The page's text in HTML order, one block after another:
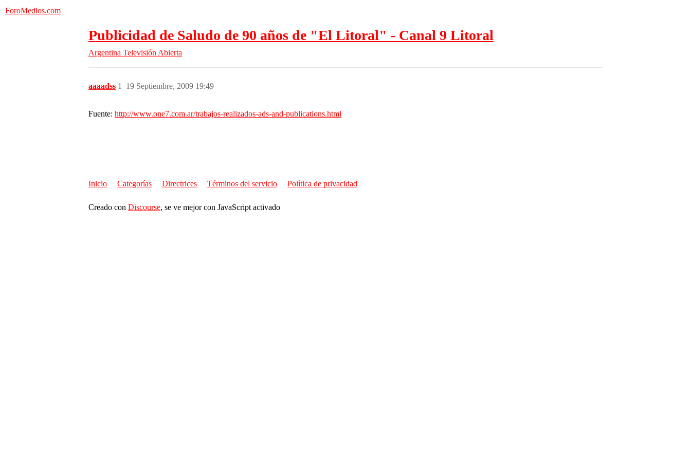
ForoMedios.com
Publicidad de Saludo de 90 años de "El Litoral" - Canal 9 Litoral
Argentina Televisión Abierta
aaaadss 19 Septiembre, 2009 19:49
1
Fuente: http://www.one7.com.ar/trabajos-realizados-ads-and-publications.html
Inicio Categorías Directrices Términos del servicio Política de privacidad
Creado con Discourse, se ve mejor con JavaScript activado